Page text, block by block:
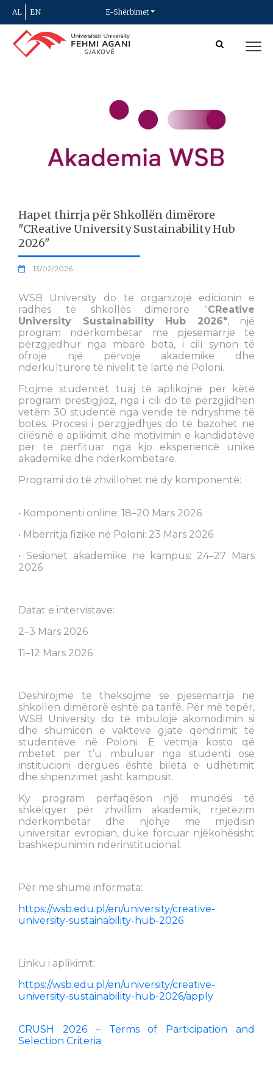
AL EN E-Shërbimet
Hapet thirrja për Shkollën dimërore
"CReative University Sustainability Hub
2026"
13/02/2026
WSB University do të organizojë edicionin e
radhës të shkollës dimërore "CReative
University Sustainability Hub 2026", një
program ndërkombëtar me pjesëmarrje të
përzgjedhur nga mbarë bota, i cili synon të
ofrojë një përvojë akademike dhe
ndërkulturore të nivelit të lartë në Poloni.
Ftojmë studentët tuaj të aplikojnë për këtë
program prestigjioz, nga i cili do të përzgjidhen
vetëm 30 studentë nga vende të ndryshme të
botës. Procesi i përzgjedhjes do të bazohet në
cilësinë e aplikimit dhe motivimin e kandidatëve
për të përfituar nga kjo eksperiencë unike
akademike dhe ndërkombëtare.
Programi do të zhvillohet në dy komponentë:
• Komponenti online: 18–20 Mars 2026
• Mbërritja fizike në Poloni: 23 Mars 2026
• Sesionet akademike në kampus: 24–27 Mars
2026
Datat e intervistave:
2–3 Mars 2026
11–12 Mars 2026
Dëshirojmë të theksojmë se pjesëmarrja në
shkollen dimërorë është pa tarifë. Për më tepër,
WSB University do të mbulojë akomodimin si
dhe shumicën e vakteve gjatë qëndrimit të
studentëve në Poloni. E vetmja kosto që
mbetet për t’u mbuluar nga studenti ose
institucioni dërgues është bileta e udhëtimit
dhe shpenzimet jasht kampusit.
Ky program përfaqëson një mundësi të
shkëlqyer për zhvillim akademik, rrjetëzim
ndërkombëtar dhe njohje me mjedisin
universitar evropian, duke forcuar njëkohësisht
bashkëpunimin ndërinstitucional.
Për më shumë informata:
https://wsb.edu.pl/en/university/creative-
university-sustainability-hub-2026
Linku i aplikimit:
https://wsb.edu.pl/en/university/creative-
university-sustainability-hub-2026/apply
CRUSH 2026 – Terms of Participation and
Selection Criteria